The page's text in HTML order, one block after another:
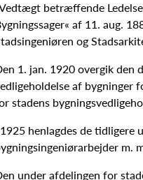
betræffende
af 11. aug.
og
1. jan. 1920 overgik den
af
stadens
henlagdes de tidligere
m.
under afdelingen for